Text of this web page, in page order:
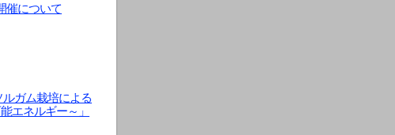
催について
ガム栽培による
エネルギー～」